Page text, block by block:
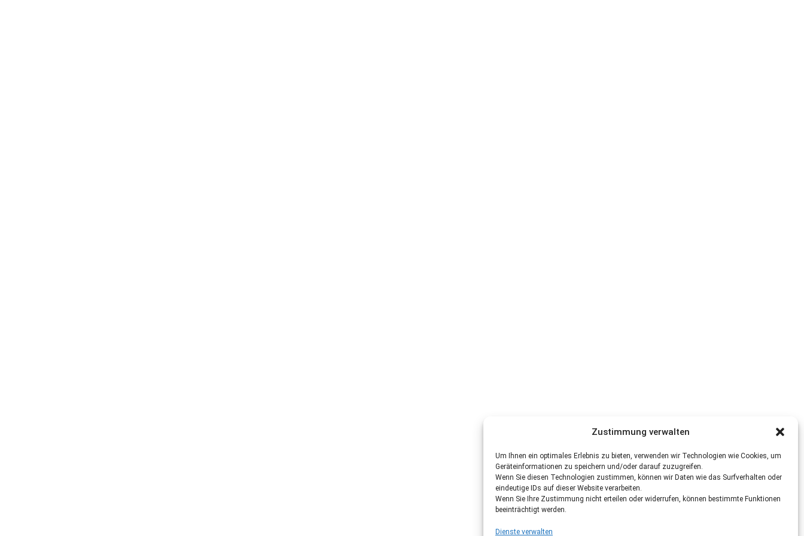
Zustimmung verwalten
Um Ihnen ein optimales Erlebnis zu bieten, verwenden wir Technologien wie Cookies, um
Geräteinformationen zu speichern und/oder darauf zuzugreifen.
Wenn Sie diesen Technologien zustimmen, können wir Daten wie das Surfverhalten oder
eindeutige IDs auf dieser Website verarbeiten.
Wenn Sie Ihre Zustimmung nicht erteilen oder widerrufen, können bestimmte Funktionen
beeinträchtigt werden.
Dienste verwalten